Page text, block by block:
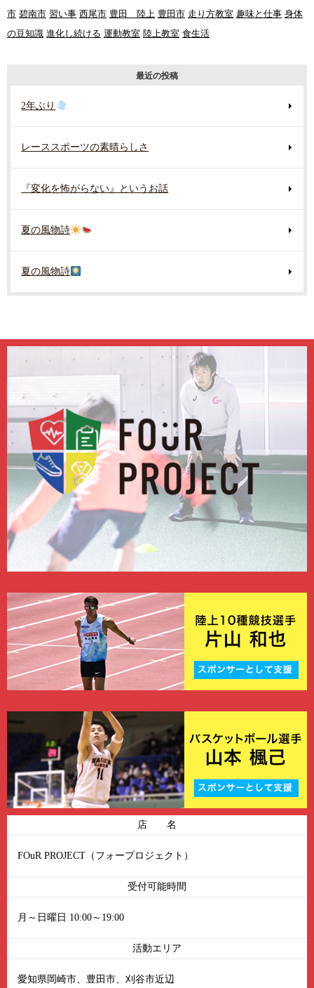
市 碧南市 習い事 西尾市 豊田 陸上 豊田市 走り方教室 趣味と仕事 身体
の豆知識 進化し続ける 運動教室 陸上教室 食生活
最近の投稿
2年ぶり
レーススポーツの素晴らしさ
『変化を怖がらない』というお話
夏の風物詩
夏の風物詩
店 名
FOuR PROJECT（フォープロジェクト）
受付可能時間
月～日曜日 10:00～19:00
活動エリア
愛知県岡崎市、豊田市、刈谷市近辺